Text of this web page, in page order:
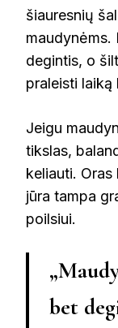
šiauresnių
maudynėms.
degintis, o
praleisti laiką
Jeigu
tikslas,
keliauti.
jūra tampa
poilsiui.
bet